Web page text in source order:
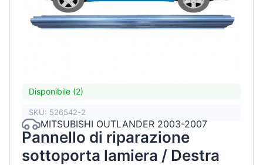
Disponibile (2)
SKU: 526542-2
MITSUBISHI OUTLANDER 2003-2007
Pannello di riparazione
sottoporta lamiera / Destra